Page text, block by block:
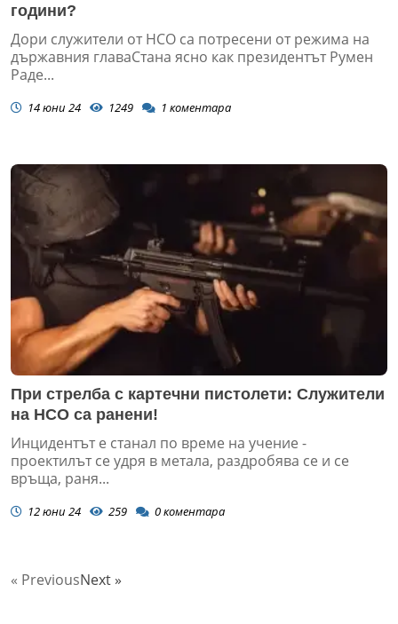
години?
Дори служители от НСО са потресени от режима на
държавния главаСтана ясно как президентът Румен
Раде...
14 юни 24 1249 1 коментара
При стрелба с картечни пистолети: Служители
на НСО са ранени!
Инцидентът е станал по време на учение -
проектилът се удря в метала, раздробява се и се
връща, раня...
12 юни 24 259 0коментара
« PreviousNext »